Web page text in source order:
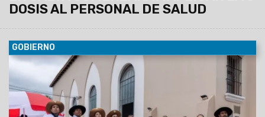
DOSIS AL PERSONAL DE SALUD
GOBIERNO
05/11/2021 Rosario de la Frontera, La Viña, San Carlos,
Cafayate, Animaná y Cachi confirmaron las fechas de sus
festivales. Salta continúa consolidando su proceso de
reactivación turística de cara a la temporada de verano de
2022.